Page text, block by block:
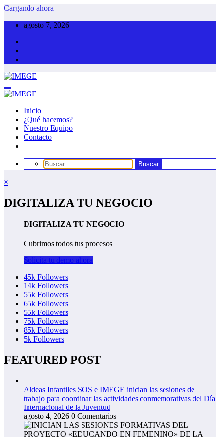
Saltar
contenido
Cargando ahora
agosto 7, 2026
Inicio
¿Qué hacemos?
Nuestro Equipo
Contacto
×
DIGITALIZA TU NEGOCIO
DIGITALIZA TU NEGOCIO
Cubrimos todos tus procesos
Solicita tu demo ahora
45k Followers
14k Followers
55k Followers
65k Followers
55k Followers
75k Followers
85k Followers
5k Followers
FEATURED POST
Aldeas Infantiles SOS e IMEGE inician las sesiones de
trabajo para coordinar las actividades conmemorativas del Día
Internacional de la Juventud
agosto 4, 2026 0 Comentarios